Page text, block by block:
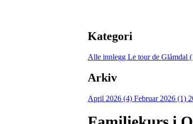
Kategori
Alle innlegg Le tour de Glåmdal
Arkiv
April 2026 (4) Februar 2026 (1)